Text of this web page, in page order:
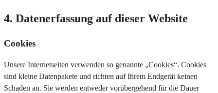
4. Datenerfassung auf dieser Website
Cookies
Unsere Internetseiten verwenden so genannte „Cookies“. Cookies
sind kleine Datenpakete und richten auf Ihrem Endgerät keinen
Schaden an. Sie werden entweder vorübergehend für die Dauer